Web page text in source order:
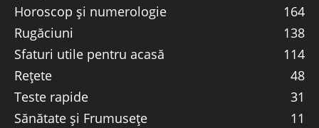
Horoscop și numerologie
164
Rugăciuni
138
Sfaturi utile pentru acasă
114
Rețete
48
Teste rapide
31
Sănătate și Frumusețe
11